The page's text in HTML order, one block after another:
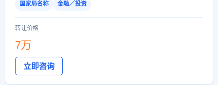
国家局名称 金融／投资
转让价格
7万
立即咨询